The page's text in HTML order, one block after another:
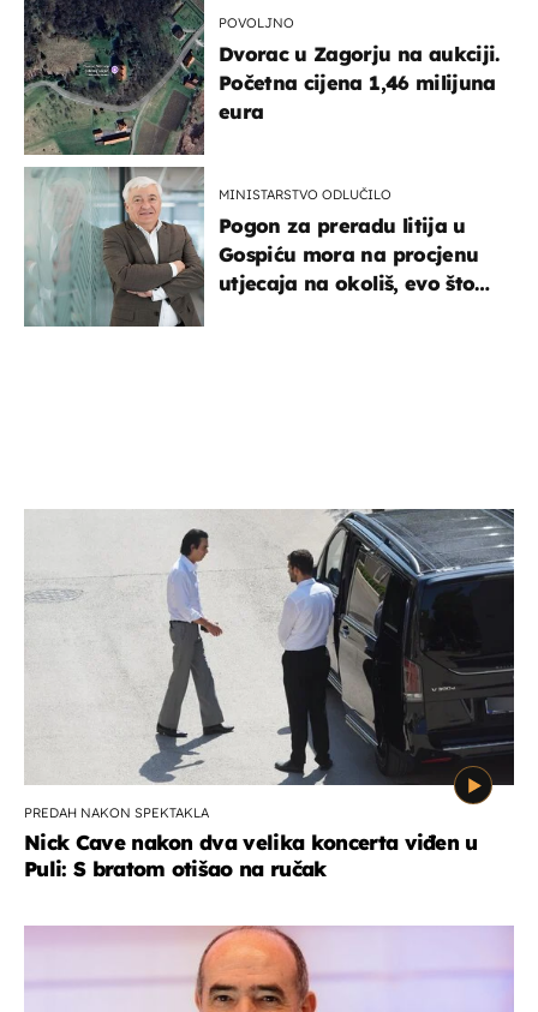
POVOLJNO
Dvorac u Zagorju na aukciji.
Početna cijena 1,46 milijuna
eura
MINISTARSTVO ODLUČILO
Pogon za preradu litija u
Gospiću mora na procjenu
utjecaja na okoliš, evo što
PREDAH NAKON SPEKTAKLA
Nick Cave nakon dva velika koncerta viđen u
Puli: S bratom otišao na ručak